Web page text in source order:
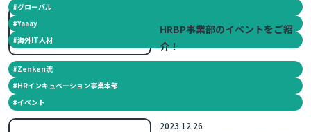
#グローバル
#Yaaay
#海外IT人材
HRBP事業部のイベントをご紹
介！
#Zenken流
#HRインキュベーション事業本部
#イベント
2023.12.26